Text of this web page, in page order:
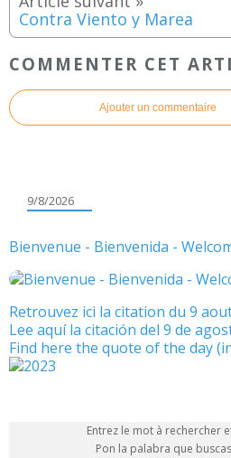
Contra Viento y Marea
COMMENTER CET
Ajouter un commentaire
9/8/2026
Bienvenue - Bienvenida -
Retrouvez ici la citation du 9
Lee aquí la citación del 9 de
Find here the quote of the day
Entrez le mot à rechercher
Pon la palabra que